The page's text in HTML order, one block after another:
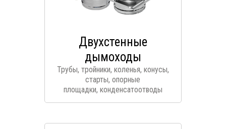
Двухстенные
дымоходы
Трубы, тройники, коленья, конусы,
старты, опорные
площадки, конденсатоотводы